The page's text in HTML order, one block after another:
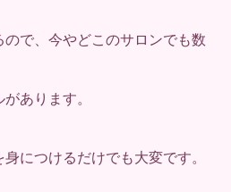
で、今やどこのサロンでも数
あります。
につけるだけでも大変です。